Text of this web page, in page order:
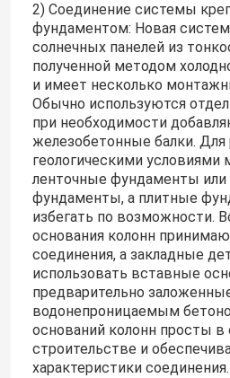
2) Соединение системы
фундаментом: Новая
солнечных панелей из
полученной методом
и имеет несколько
Обычно используются
при необходимости
железобетонные балки. Для
геологическими условиями
ленточные фундаменты или
фундаменты, а плитные
избегать по возможности.
основания колонн
соединения, а закладные
использовать вставные
предварительно
водонепроницаемым
оснований колонн просты в
строительстве и
характеристики соединения.